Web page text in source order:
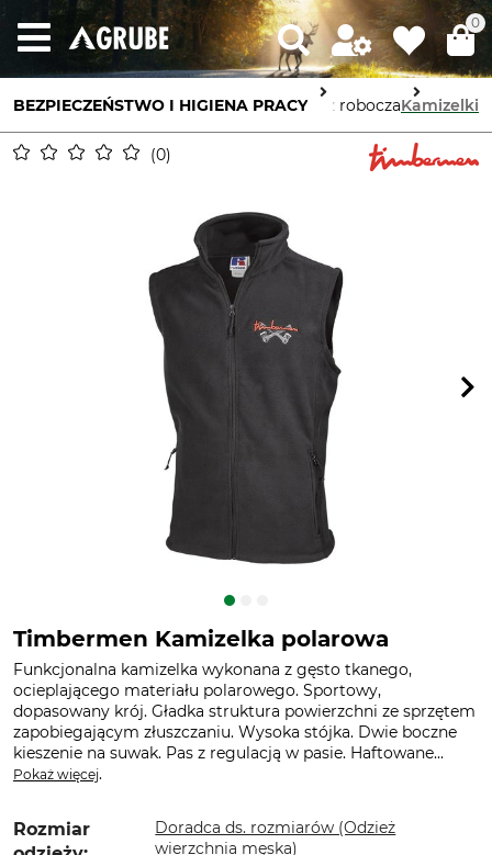
0
BEZPIECZEŃSTWO I HIGIENA PRACY
Ochrona ciałaOdzież roboczaKamizelki
0
Timbermen Kamizelka polarowa
Funkcjonalna kamizelka wykonana z gęsto tkanego,
ocieplającego materiału polarowego. Sportowy,
dopasowany krój. Gładka struktura powierzchni ze sprzętem
zapobiegającym złuszczaniu. Wysoka stójka. Dwie boczne
kieszenie na suwak. Pas z regulacją w pasie. Haftowane...
Pokaż więcej.
Rozmiar
Doradca ds. rozmiarów (Odzież
wierzchnia męska)